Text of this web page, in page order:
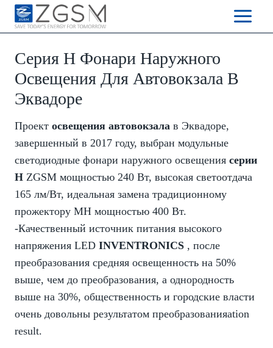
Skip
Серия H Фонари Наружного
Освещения Для Автовокзала В
Эквадоре
Проект освещения автовокзала в Эквадоре,
завершенный в 2017 году, выбран модульные
светодиодные фонари наружного освещения серии
H ZGSM мощностью 240 Вт, высокая светоотдача
165 лм/Вт, идеальная замена традиционному
прожектору MH мощностью 400 Вт.
-Качественный источник питания высокого
напряжения LED INVENTRONICS , после
преобразования средняя освещенность на 50%
выше, чем до преобразования, а однородность
выше на 30%, общественность и городские власти
очень довольны результатом преобразованияation
result.